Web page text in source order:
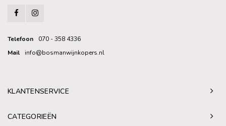
Telefoon
070 - 358 4336
Mail
info@bosmanwijnkopers.nl
KLANTENSERVICE
CATEGORIEËN